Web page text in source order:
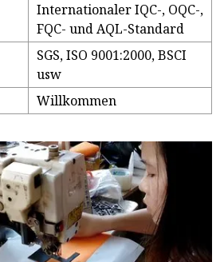
Internationaler IQC-, OQC-,
FQC- und AQL-Standard
SGS, ISO 9001:2000, BSCI
usw
Willkommen